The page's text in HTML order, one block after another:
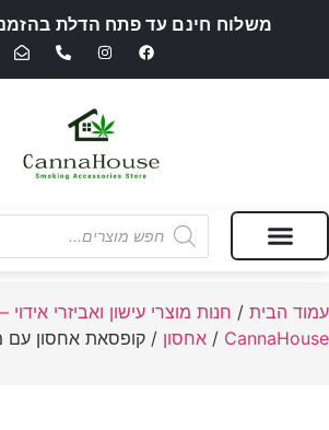
משלוח חינם עד פתח הדלת בהזמנה
עמוד הבית / חנות מוצרי עישון ואביזרי
CannaHouse
/ אחסון / קופסאת אחסון עם